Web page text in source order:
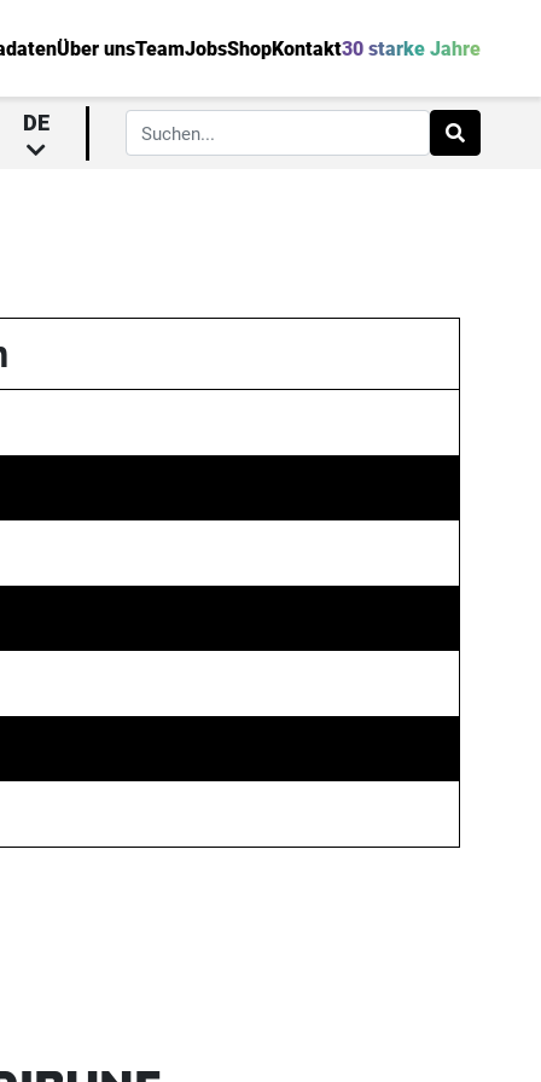
Über unsTeamJobsShopKontakt30 starke Jahre
DE